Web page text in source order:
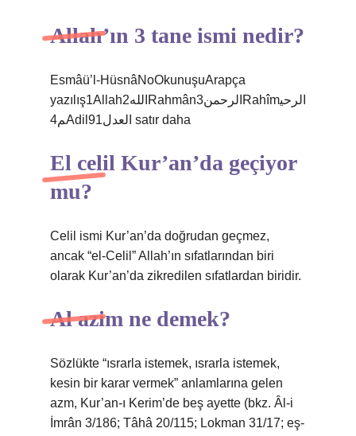
Allah’ın 3 tane ismi nedir?
Esmâü’l-HüsnâNoOkunuşuArapça
yazılış1Allahالله2Rahmânالرحمن3Rahîmالرحي
م4Adilالعدل91 satır daha
El celil Kur’an’da geçiyor
mu?
Celil ismi Kur’an’da doğrudan geçmez,
ancak “el-Celil” Allah’ın sıfatlarından biri
olarak Kur’an’da zikredilen sıfatlardan biridir.
Al azim ne demek?
Sözlükte “ısrarla istemek, ısrarla istemek,
kesin bir karar vermek” anlamlarına gelen
azm, Kur’an-ı Kerim’de beş ayette (bkz. Âl-i
İmrân 3/186; Tâhâ 20/115; Lokman 31/17; eş-